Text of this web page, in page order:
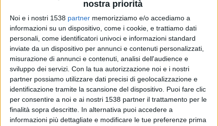
nostra priorità
Noi e i nostri 1538 partner memorizziamo e/o accediamo a
informazioni su un dispositivo, come i cookie, e trattiamo dati
personali, come identificatori univoci e informazioni standard
inviate da un dispositivo per annunci e contenuti personalizzati,
misurazione di annunci e contenuti, analisi dell'audience e
sviluppo dei servizi. Con la tua autorizzazione noi e i nostri
partner possiamo utilizzare dati precisi di geolocalizzazione e
identificazione tramite la scansione del dispositivo. Puoi fare clic
per consentire a noi e ai nostri 1538 partner il trattamento per le
finalità sopra descritte. In alternativa puoi accedere a
informazioni più dettagliate e modificare le tue preferenze prima
La Cina, che acquista la quasi totalità dell'export di
petrolio iraniano, condanna gli attacchi americani
contro l'Iran e il bombardamento di siti nucleari
monitorati dall'Aiea in termini ancora più decisi anche se
non dovrebbe arrivare a sostenere Teheran a chiudere lo
Stretto di Hormuz.